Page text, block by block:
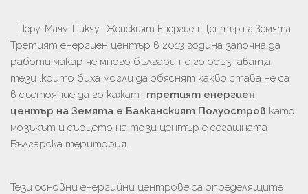
Перу-Мачу-Пикчу- Женският Енергиен Център на Земята
Третият енергиен център в 2013 година започна да
работи,макар че много българи не го осъзнават,а
тези ,които биха могли да обяснят какво става не са
в състояние да го кажат- третият енергиен
център на Земята е Балканският Полуостров като
мозъкът и сърцето на този център е сегашната
Българска територия.
Тези основни енергийни центрове са определящите